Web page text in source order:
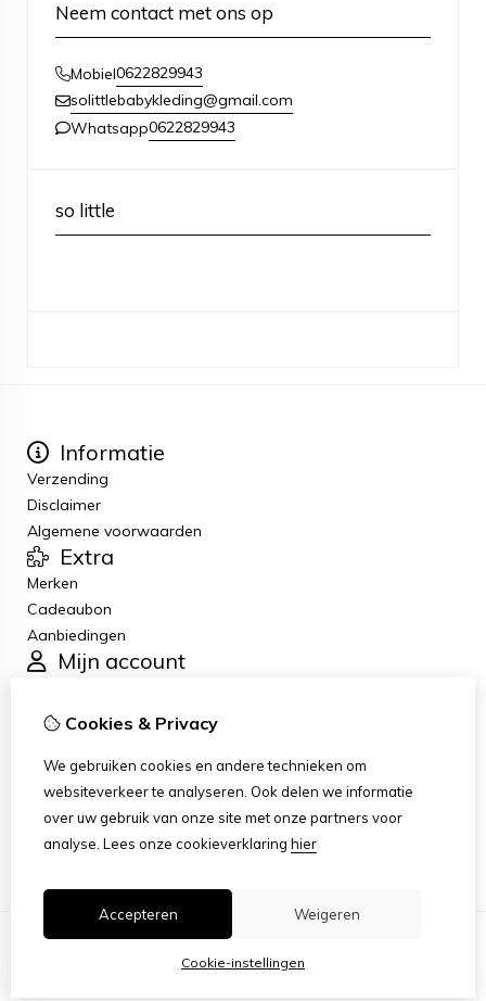
Neem contact met ons op
Mobiel0622829943
solittlebabykleding@gmail.com
Whatsapp0622829943
so little
Informatie
Verzending
Disclaimer
Algemene voorwaarden
Extra
Merken
Cadeaubon
Aanbiedingen
Mijn account
Bestelhistorie
Klantenservice
Contact
Retourneren
Sitemap
Cookies & Privacy
We gebruiken cookies en andere technieken om
websiteverkeer te analyseren. Ook delen we informatie
over uw gebruik van onze site met onze partners voor
analyse. Lees onze cookieverklaring hier
Accepteren Weigeren
Cookie-instellingen